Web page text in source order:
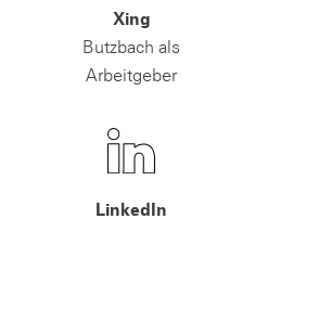
Xing
Butzbach als
Arbeitgeber
LinkedIn